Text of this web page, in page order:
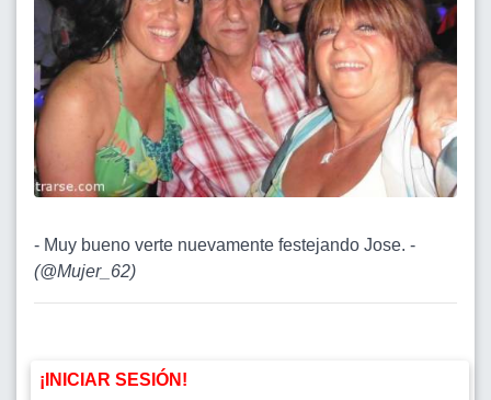
- Muy bueno verte nuevamente festejando Jose. -
(@Mujer_62)
¡INICIAR SESIÓN!